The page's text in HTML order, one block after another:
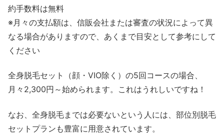
約手数料は無料
※月々の支払額は、信販会社または審査の状況によって異
なる場合がありますので、あくまで目安として参考にして
ください
全身脱毛セット（顔・VIO除く）の5回コースの場合、
月々2,300円～始められます。これはうれしいですね！
なお、全身脱毛までは必要ないという人には、部位別脱毛
セットプランも豊富に用意されています。